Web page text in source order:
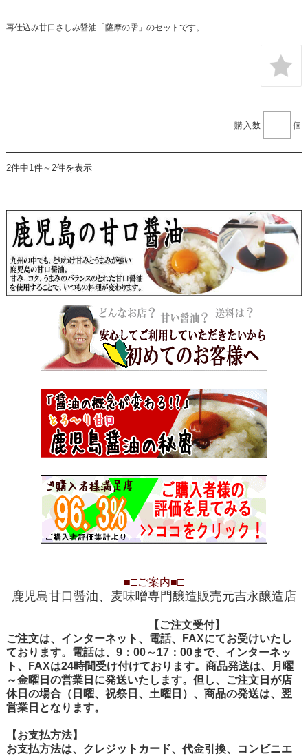
再仕込み甘口さしみ醤油「薩摩の雫」のセットです。
購入数 個
2件中1件～2件を表示
■□ご案内■□
鹿児島甘口醤油、麦味噌専門醸造販売元吉永醸造店
【ご注文受付】
ご注文は、インターネット、電話、FAXにてお受けいたし
ております。電話は、9：00～17：00まで、インターネッ
ト、FAXは24時間受け付けております。商品発送は、月曜
～金曜日の営業日に発送いたします。但し、ご注文日が店
休日の場合（日曜、祝祭日、土曜日）、商品の発送は、翌
営業日となります。
【お支払方法】
お支払方法は、クレジットカード、代金引換、コンビニエ